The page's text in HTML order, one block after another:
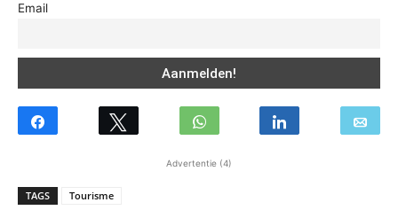
Email
Advertentie (4)
TAGS Tourisme